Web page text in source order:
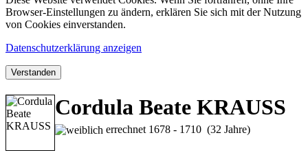
Browser-Einstellungen zu ändern, erklären Sie sich mit der Nutzung
von Cookies einverstanden.
Datenschutzerklärung anzeigen
Verstanden
Cordula Beate KRAUSS
errechnet 1678 - 1710 (32 Jahre)